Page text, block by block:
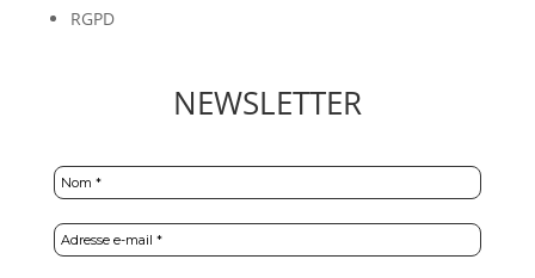
RGPD
NEWSLETTER